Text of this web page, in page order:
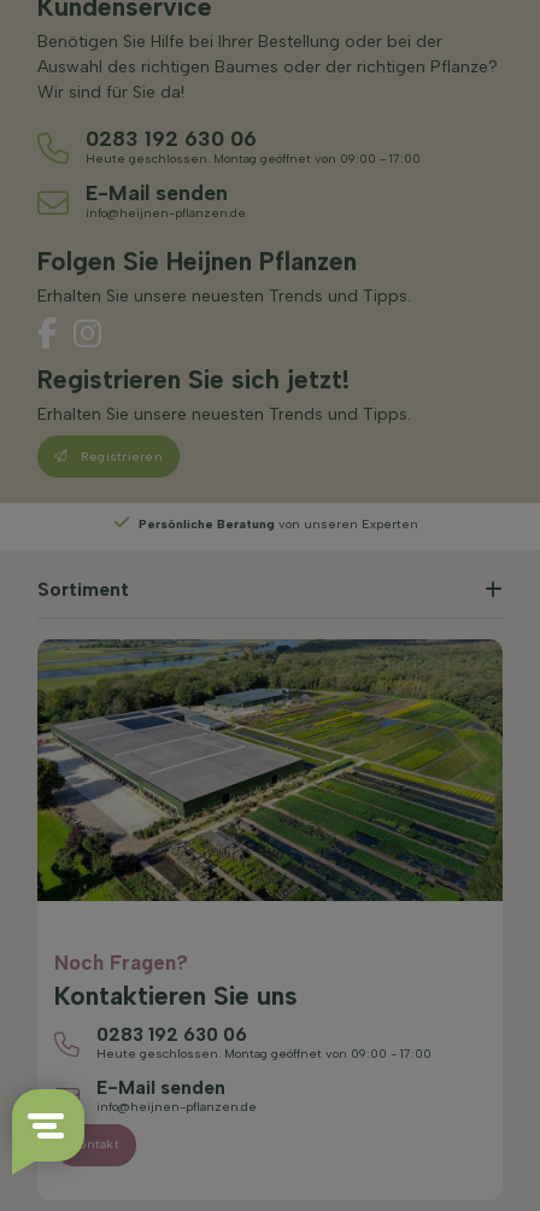
Kundenservice
Benötigen Sie Hilfe bei Ihrer Bestellung oder bei der
Auswahl des richtigen Baumes oder der richtigen Pflanze?
Wir sind für Sie da!
0283 192 630 06
Heute geschlossen. Montag geöffnet von 09:00 - 17:00
E-Mail senden
info@heijnen-pflanzen.de
Folgen Sie Heijnen Pflanzen
Erhalten Sie unsere neuesten Trends und Tipps.
Registrieren Sie sich jetzt!
Erhalten Sie unsere neuesten Trends und Tipps.
Registrieren
Persönliche Beratungvon unseren Experten
Sortiment
Noch Fragen?
Kontaktieren Sie uns
0283 192 630 06
Heute geschlossen. Montag geöffnet von 09:00 - 17:00
E-Mail senden
info@heijnen-pflanzen.de
Kontakt